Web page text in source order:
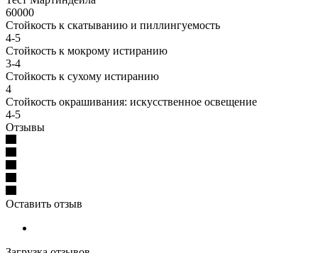
60000
Стойкость к скатыванию и пиллингуемость
4-5
Стойкость к мокрому истиранию
3-4
Стойкость к сухому истиранию
4
Стойкость окрашивания: искусственное освещение
4-5
Отзывы
Оставить отзыв